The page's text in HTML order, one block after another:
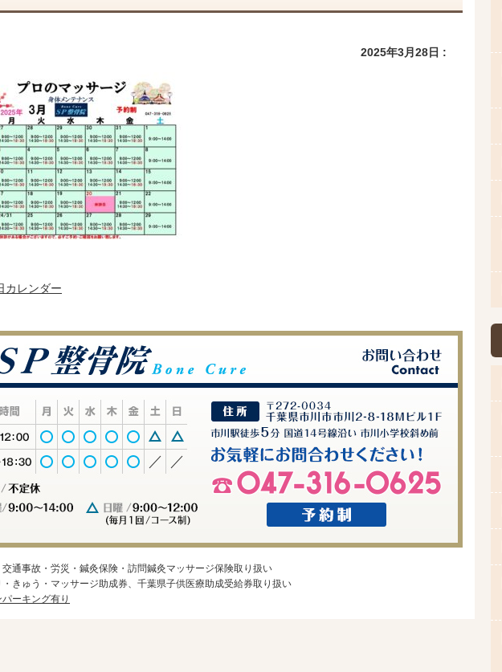
2025年3月28日 :
カレンダー
通事故・労災・鍼灸保険・訪問鍼灸マッサージ保険取り扱い
きゅう・マッサージ助成券、千葉県子供医療助成受給券取り扱い
ーキング有り